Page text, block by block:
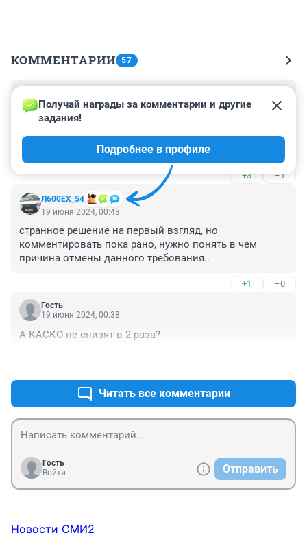
КОММЕНТАРИИ 57
19 июня 2024, 01:47
Я против осаго. Но уж коли оно существует, то
должен быть и инструмент контроля. Достаточно
странно сохранить обязательное страхование, но
отменить инструмент контроля.
+3 –1
Л600EХ_54
Получай награды за комментарии и другие
задания!
Подробнее в профиле
19 июня 2024, 00:43
странное решение на первый взгляд, но
комментировать пока рано, нужно понять в чем
причина отмены данного требования..
+1 –0
Гость
19 июня 2024, 00:38
А КАСКО не снизят в 2 раза?
Читать все комментарии
Гость
Войти
Отправить
Новости СМИ2